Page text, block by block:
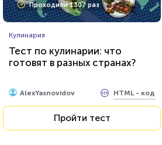
Проходили 1307 раз
Кулинария
Тест по кулинарии: что
готовят в разных странах?
AlexYasnovidov HTML - код
Пройти тест